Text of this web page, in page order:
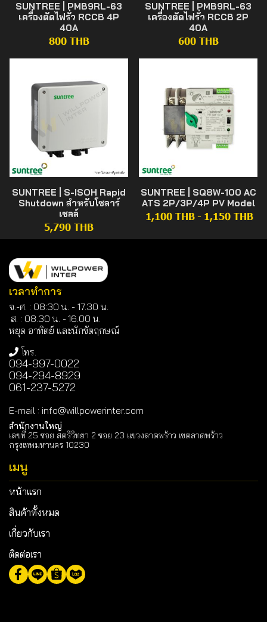
SUNTREE | PMB9RL-63
เครื่องตัดไฟรั่ว RCCB 4P
40A
800 THB
SUNTREE | PMB9RL-63
เครื่องตัดไฟรั่ว RCCB 2P
40A
600 THB
SUNTREE | S-ISOH Rapid
Shutdown สำหรับโซลาร์
เซลล์
5,790 THB
SUNTREE | SQ8W-100 AC
ATS 2P/3P/4P PV Model
1,100 THB - 1,150 THB
เวลาทำการ
จ.-ศ. : 08:30 น. - 17.30 น.
ส. : 08.30 น. -16.00 น.
หยุด อาทิตย์ และนักขัตฤกษณ์
โทร.
094-997-0022
094-294-8929
061-237-5272
E-mail : info@willpowerinter.com
สำนักงานใหญ่
เลขที่ 25 ซอย สตรีวิทยา 2 ซอย 23 แขวงลาดพร้าว เขตลาดพร้าว
กรุงเทพมหานคร 10230
เมนู
หน้าแรก
สินค้าทั้งหมด
เกี่ยวกับเรา
ติดต่อเรา